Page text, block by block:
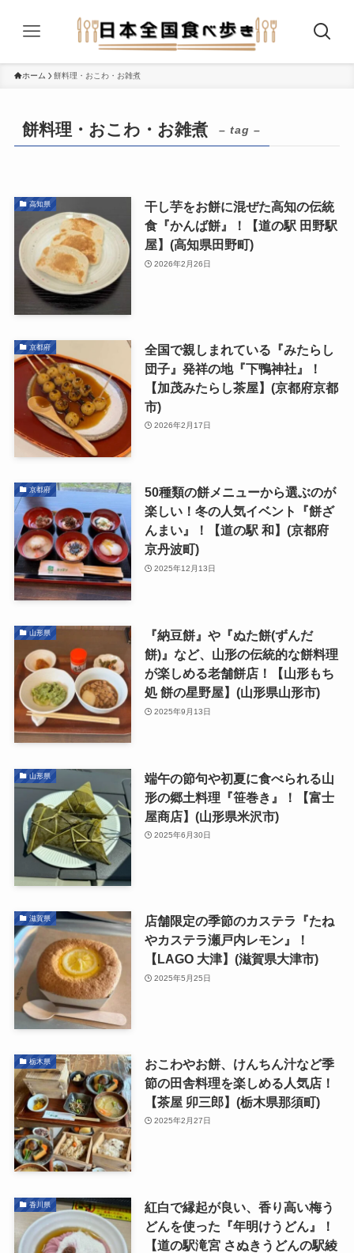
ホーム 餅料理・おこわ・お雑煮
餅料理・おこわ・お雑煮 – tag –
高知県
干し芋をお餅に混ぜた高知の伝統
食『かんば餅』！【道の駅 田野駅
屋】(高知県田野町)
2026年2月26日
京都府
全国で親しまれている『みたらし
団子』発祥の地『下鴨神社』！
【加茂みたらし茶屋】(京都府京都
市)
2026年2月17日
京都府
50種類の餅メニューから選ぶのが
楽しい！冬の人気イベント『餅ざ
んまい』！【道の駅 和】(京都府
京丹波町)
2025年12月13日
山形県
『納豆餅』や『ぬた餅(ずんだ
餅)』など、山形の伝統的な餅料理
が楽しめる老舗餅店！【山形もち
処 餅の星野屋】(山形県山形市)
2025年9月13日
山形県
端午の節句や初夏に食べられる山
形の郷土料理『笹巻き』！【富士
屋商店】(山形県米沢市)
2025年6月30日
滋賀県
店舗限定の季節のカステラ『たね
やカステラ瀬戸内レモン』！
【LAGO ⼤津】(滋賀県大津市)
2025年5月25日
栃木県
おこわやお餅、けんちん汁など季
節の田舎料理を楽しめる人気店！
【茶屋 卯三郎】(栃木県那須町)
2025年2月27日
香川県
紅白で縁起が良い、香り高い梅う
どんを使った『年明けうどん』！
【道の駅滝宮 さぬきうどんの駅綾